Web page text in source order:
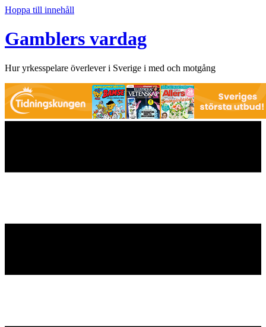
Hoppa till innehåll
Gamblers vardag
Hur yrkesspelare överlever i Sverige i med och motgång